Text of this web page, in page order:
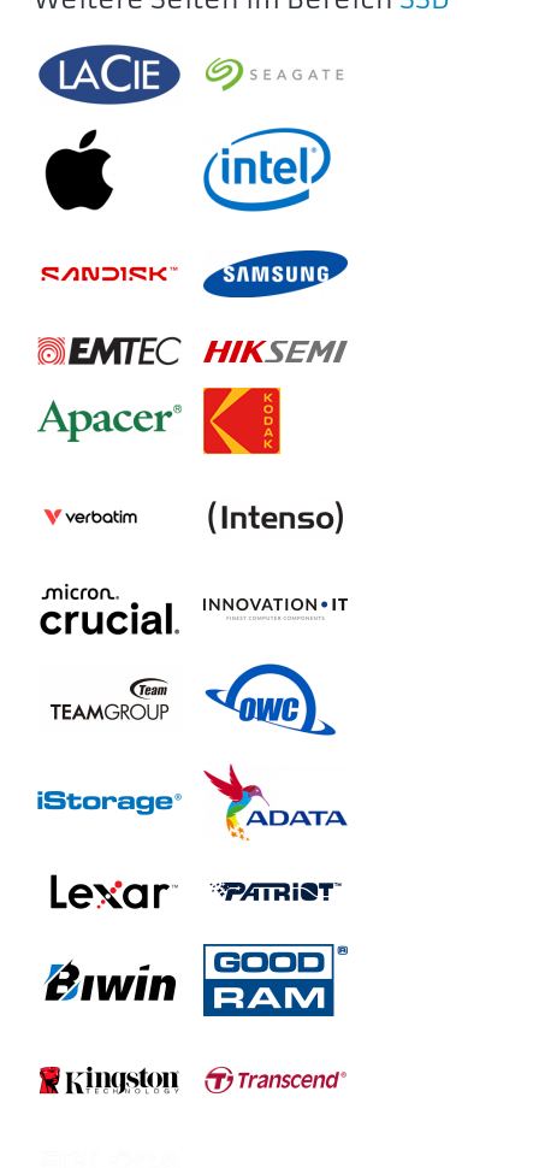
LSL210X500G-RNNNG
LSL210X002T-RNNNG
LSL210X001T-RNNNG
Lexar SL300 Portable SSD
LSL300002T-RNBNG
Lexar SL500 Portable SSD
LSL500X001T-RNBNG
LSL500X004T-RNBNG
LSL500M002T-RNBNG
LSL500M001T-RNBNG
LSL500X512G-RNBNG
LSL600X512G-RNBNG
LSL600X002T-RNBNG
Lexar SL660 BLAZE Gaming Portable SSD
LSL660X512G-RNNNG
Lexar Professional Go Portable SSD (SL400)
LSL400X002T-RNBNG
LSL400X002T-RNSNG
LSL400X001T-RNSNG
Lexar TouchLock Portable SSD
LSL280X512G-RNSNG